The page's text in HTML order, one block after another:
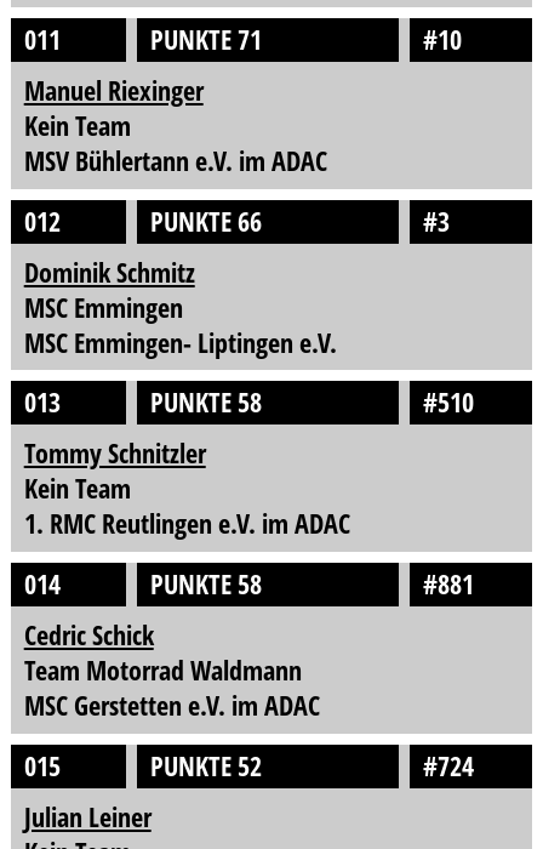
011
PUNKTE 71
#10
Manuel Riexinger
Kein Team
MSV Bühlertann e.V. im ADAC
012
PUNKTE 66
#3
Dominik Schmitz
MSC Emmingen
MSC Emmingen- Liptingen e.V.
013
PUNKTE 58
#510
Tommy Schnitzler
Kein Team
1. RMC Reutlingen e.V. im ADAC
014
PUNKTE 58
#881
Cedric Schick
Team Motorrad Waldmann
MSC Gerstetten e.V. im ADAC
015
PUNKTE 52
#724
Julian Leiner